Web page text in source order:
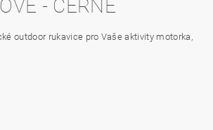
- ČERNÉ
outdoor rukavice pro Vaše aktivity motorka,